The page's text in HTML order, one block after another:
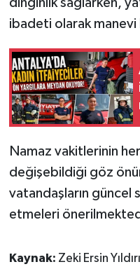
dinginlik sağlarken,
ibadeti olarak manevi
Namaz vakitlerinin
değişebildiği göz
vatandaşların güncel
etmeleri
Kaynak: Zeki Ersin